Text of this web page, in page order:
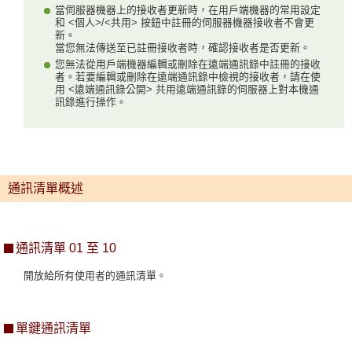
當伺服器機器上的接收者更新時，在用戶端機器的常用設定
和 <個人>/<共用> 按鈕中註冊的伺服器機器接收者不會更
新。
當您無法傳送至已註冊接收者時，確認接收者是否更新。
您無法從用戶端機器編輯或刪除在遠端通訊錄中註冊的接收
者。若要編輯或刪除在遠端通訊錄中檢視的接收者，請在使
用 <遠端通訊錄公開> 共用遠端通訊錄的伺服器上對本機通
訊錄進行操作。
通訊清單概述
通訊清單 01 至 10
開放給所有使用者的通訊清單。
單鍵通訊清單